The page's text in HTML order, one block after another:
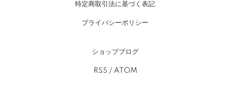
特定商取引法に基づく表記
プライバシーポリシー
ショップブログ
RSS / ATOM